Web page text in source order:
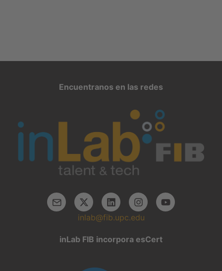
Encuentranos en las redes
inlab@fib.upc.edu
inLab FIB incorpora esCert